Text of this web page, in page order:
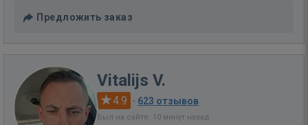
Предложить заказ
Vitalijs V.
4.9 · 623 отзывов
Был на сайте: 10 минут назад